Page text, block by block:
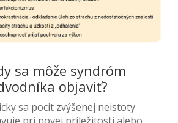
sa môže syndróm
objaviť?
sa pocit zvýšenej neistoty